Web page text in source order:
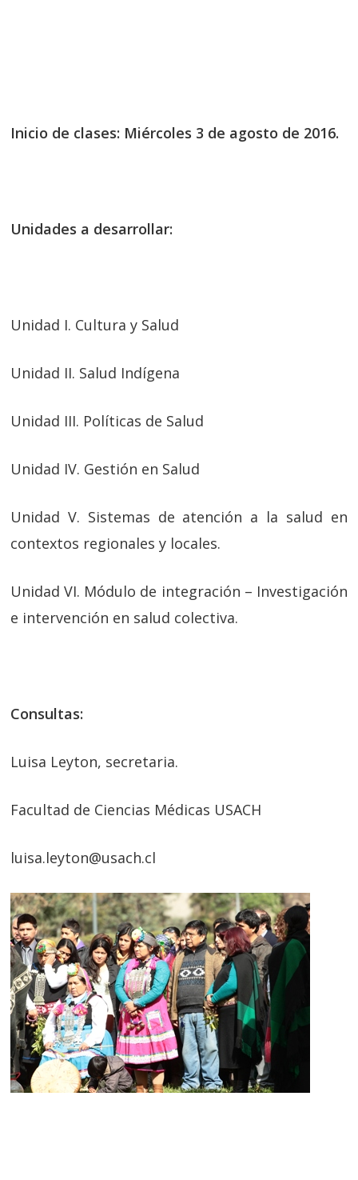
Inicio de clases: Miércoles 3 de agosto de 2016.
Unidades a desarrollar:
Unidad I. Cultura y Salud
Unidad II. Salud Indígena
Unidad III. Políticas de Salud
Unidad IV. Gestión en Salud
Unidad V. Sistemas de atención a la salud en
contextos regionales y locales.
Unidad VI. Módulo de integración – Investigación
e intervención en salud colectiva.
Consultas:
Luisa Leyton, secretaria.
Facultad de Ciencias Médicas USACH
luisa.leyton@usach.cl